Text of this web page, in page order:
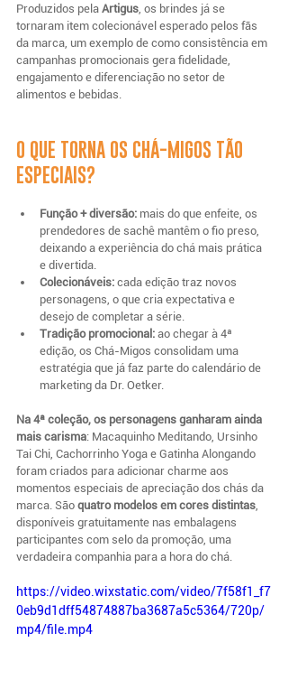
Produzidos pela Artigus , os brindes já se
tornaram item colecionável esperado pelos fãs
da marca, um exemplo de como consistência em
campanhas promocionais gera fidelidade,
engajamento e diferenciação no setor de
alimentos e bebidas.
O QUE TORNA OS CHÁ-MIGOS TÃO
ESPECIAIS?
Função + diversão: mais do que enfeite, os
prendedores de sachê mantêm o fio preso,
deixando a experiência do chá mais prática
e divertida.
Colecionáveis: cada edição traz novos
personagens, o que cria expectativa e
desejo de completar a série.
Tradição promocional: ao chegar à 4ª
edição, os Chá-Migos consolidam uma
estratégia que já faz parte do calendário de
marketing da Dr. Oetker.
Na 4ª coleção, os personagens ganharam ainda
mais carisma: Macaquinho Meditando, Ursinho
Tai Chi, Cachorrinho Yoga e Gatinha Alongando
foram criados para adicionar charme aos
momentos especiais de apreciação dos chás da
marca. São quatro modelos em cores distintas
disponíveis gratuitamente nas embalagens
participantes com selo da promoção, uma
verdadeira companhia para a hora do chá.
https://video.wixstatic.com/video/7f58f1_f7
0eb9d1dff54874887ba3687a5c5364/720p/
mp4/file.mp4